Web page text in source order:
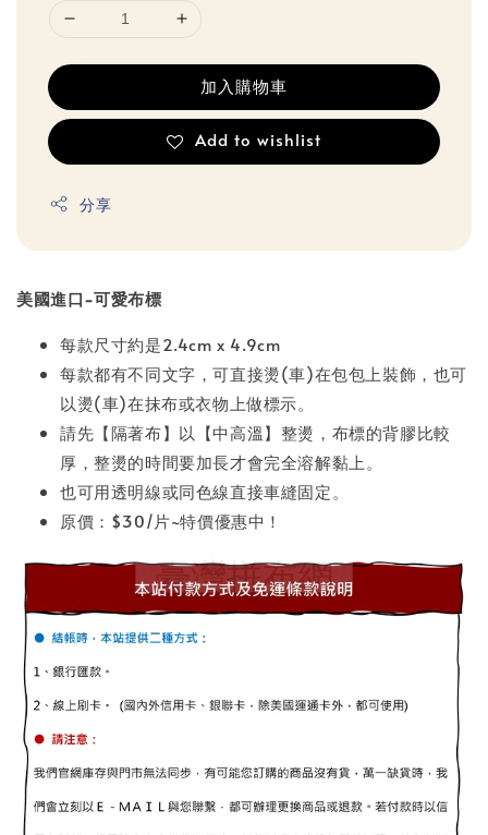
加入購物車
Add to wishlist
分享
美國進口-可愛布標
每款尺寸約是2.4cm x 4.9cm
每款都有不同文字，可直接燙(車)在包包上裝飾，也可
以燙(車)在抹布或衣物上做標示。
請先【隔著布】以【中高溫】整燙，布標的背膠比較
厚，整燙的時間要加長才會完全溶解黏上。
也可用透明線或同色線直接車縫固定。
原價：$30/片~特價優惠中！